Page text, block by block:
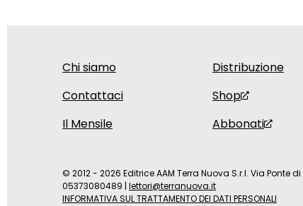
Chi siamo
Contattaci
Il Mensile
Distribuzione
Shop
Abbonati
© 2012 - 2026 Editrice AAM Terra Nuova S.r.l. Via Ponte di
05373080489 | lettori@terranuova.it
INFORMATIVA SUL TRATTAMENTO DEI DATI PERSONALI